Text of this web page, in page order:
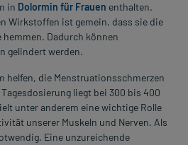
in Dolormin für Frauen enthalten.
Wirkstoffen ist gemein, dass sie die
Dadurch können
gelindert werden.
helfen, die Menstruationsschmerzen
liegt bei 300 bis 400
unter anderem eine wichtige Rolle
unserer Muskeln und Nerven. Als
Eine unzureichende